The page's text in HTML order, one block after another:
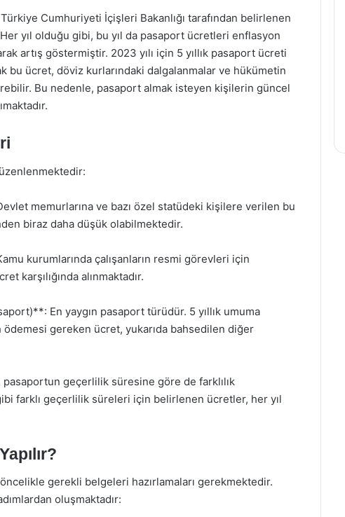
Cumhuriyeti İçişleri Bakanlığı tarafından belirlenen
yıl olduğu gibi, bu yıl da pasaport ücretleri enflasyon
artış göstermiştir. 2023 yılı için 5 yıllık pasaport ücreti
bu ücret, döviz kurlarındaki dalgalanmalar ve hükümetin
Bu nedenle, pasaport almak isteyen kişilerin güncel
memurlarına ve bazı özel statüdeki kişilere verilen bu
biraz daha düşük olabilmektedir.
kurumlarında çalışanların resmi görevleri için
karşılığında alınmaktadır.
En yaygın pasaport türüdür. 5 yıllık umuma
gereken ücret, yukarıda bahsedilen diğer
geçerlilik süresine göre de farklılık
farklı geçerlilik süreleri için belirlenen ücretler, her yıl
gerekli belgeleri hazırlamaları gerekmektedir.
oluşmaktadır: